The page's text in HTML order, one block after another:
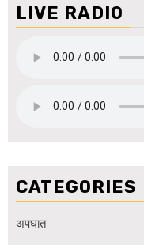
LIVE RADIO
CATEGORIES
अपघात